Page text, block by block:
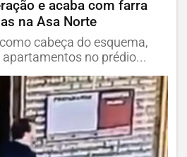
e acaba com farra
na Asa Norte
cabeça do esquema,
no prédio...